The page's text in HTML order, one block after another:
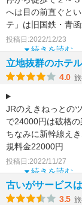
へは目の前直ぐと
テ」は旧国鉄・青
ホテルとして朝市
続きを読む
投稿日:2022/12/23
立地抜群のホテル
4.0
JRのえきねっとの
で24000円は破格の
ちなみに新幹線え
規料金22000円
ホテルはラッキー
続きを読む
投稿日:2022/11/27
古いがサービス
3.5